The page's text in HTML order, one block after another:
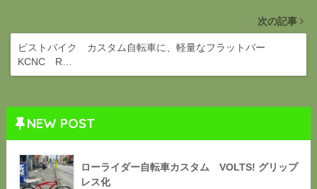
次の記事
ピストバイク カスタム自転車に、軽量なフラットバー
KCNC R…
NEW POST
ローライダー自転車カスタム VOLTS! グリップ
レス化